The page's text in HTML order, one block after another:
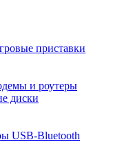
приставки
и роутеры
диски
USB-Bluetooth